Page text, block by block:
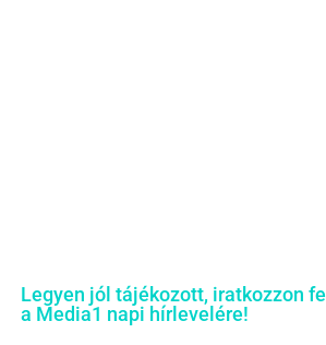
Legyen jól tájékozott, iratkozzon fel
a Media1 napi hírlevelére!